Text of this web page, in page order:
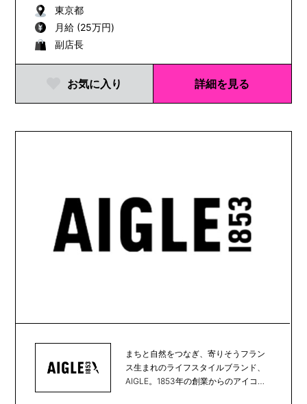
東京都
月給 (25万円)
副店長
お気に入り 詳細を見る
まちと自然をつなぎ、寄りそうフラン
ス生まれのライフスタイルブランド、
AIGLE。1853年の創業からのアイコン